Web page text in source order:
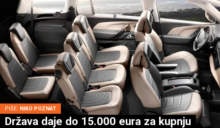
PIŠE: NIKO POZNAT
Država daje do 15.000 eura za kupnju